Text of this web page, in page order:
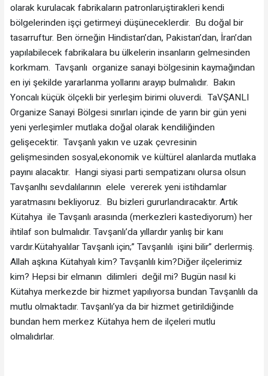
olarak kurulacak fabrikaların patronları,iştirakleri kendi
bölgelerinden işçi getirmeyi düşüneceklerdir. Bu doğal bir
tasarruftur. Ben örneğin Hindistan’dan, Pakistan’dan, İran’dan
yapılabilecek fabrikalara bu ülkelerin insanların gelmesinden
korkmam. Tavşanlı organize sanayi bölgesinin kaymağından
en iyi şekilde yararlanma yollarını arayıp bulmalıdır. Bakın
Yoncalı küçük ölçekli bir yerleşim birimi oluverdi. TaVŞANLI
Organize Sanayi Bölgesi sınırları içinde de yarın bir gün yeni
yeni yerleşimler mutlaka doğal olarak kendiliğinden
gelişecektir. Tavşanlı yakın ve uzak çevresinin
gelişmesinden sosyal,ekonomik ve kültürel alanlarda mutlaka
payını alacaktır. Hangi siyasi parti sempatizanı olursa olsun
Tavşanlhı sevdalılarının elele vererek yeni istihdamlar
yaratmasını bekliyoruz. Bu bizleri gururlandıracaktır. Artık
Kütahya ile Tavşanlı arasında (merkezleri kastediyorum) her
ihtilaf son bulmalıdır. Tavşanlı’da yıllardır yanlış bir kanı
vardır.Kütahyalılar Tavşanlı için;” Tavşanlılı işini bilir” derlermiş.
Allah aşkına Kütahyalı kim? Tavşanlılı kim?Diğer ilçelerimiz
kim? Hepsi bir elmanın dilimleri değil mi? Bugün nasıl ki
Kütahya merkezde bir hizmet yapılıyorsa bundan Tavşanlılı da
mutlu olmaktadır. Tavşanlı’ya da bir hizmet getirildiğinde
bundan hem merkez Kütahya hem de ilçeleri mutlu
olmalıdırlar.